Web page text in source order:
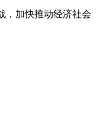
，加快推动经济社会